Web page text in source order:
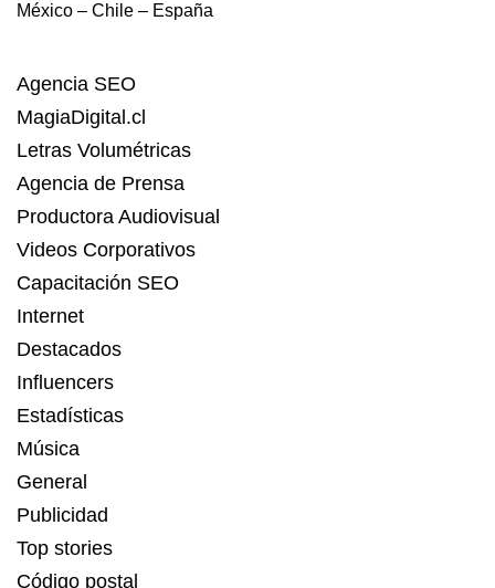
México – Chile – España
Agencia SEO
MagiaDigital.cl
Letras Volumétricas
Agencia de Prensa
Productora Audiovisual
Videos Corporativos
Capacitación SEO
Internet
Destacados
Influencers
Estadísticas
Música
General
Publicidad
Top stories
Código postal